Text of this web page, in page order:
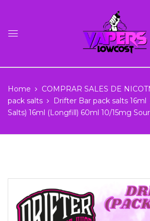
Home COMPRAR SALES DE
pack salts
Drifter Bar pack salts 16ml
Salts) 16ml (Longfill) 60ml 10/15mg